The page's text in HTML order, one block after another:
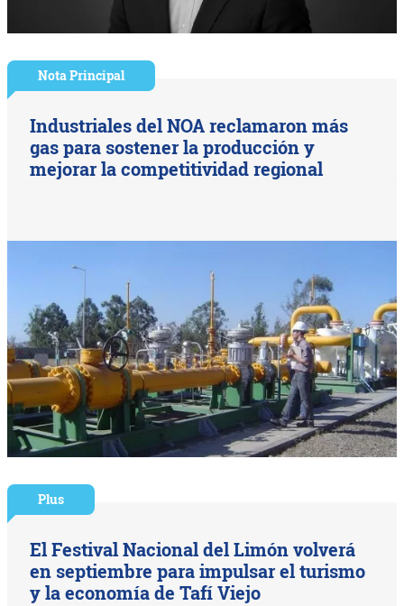
Nota Principal
Industriales del NOA reclamaron más
gas para sostener la producción y
mejorar la competitividad regional
Plus
El Festival Nacional del Limón volverá
en septiembre para impulsar el turismo
y la economía de Tafí Viejo